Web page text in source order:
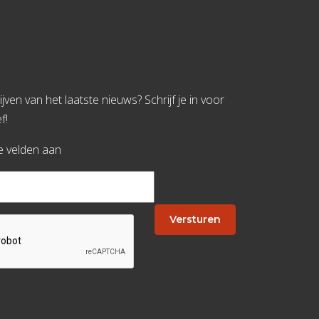
van het laatste nieuws? Schrijf je in voor
velden aan
Versturen